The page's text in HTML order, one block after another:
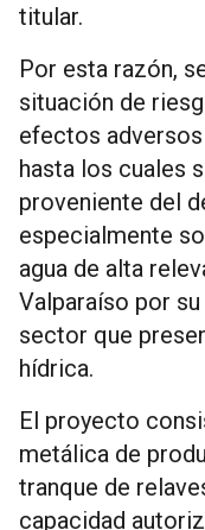
titular.
Por esta razón,
situación de
efectos
hasta los cuales
proveniente del
especialmente
agua de alta
Valparaíso por
sector que
hídrica.
El proyecto
metálica de
tranque de
capacidad